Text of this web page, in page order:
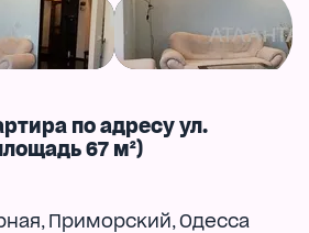
по адресу ул.
67 м²)
, Приморский, Одесса